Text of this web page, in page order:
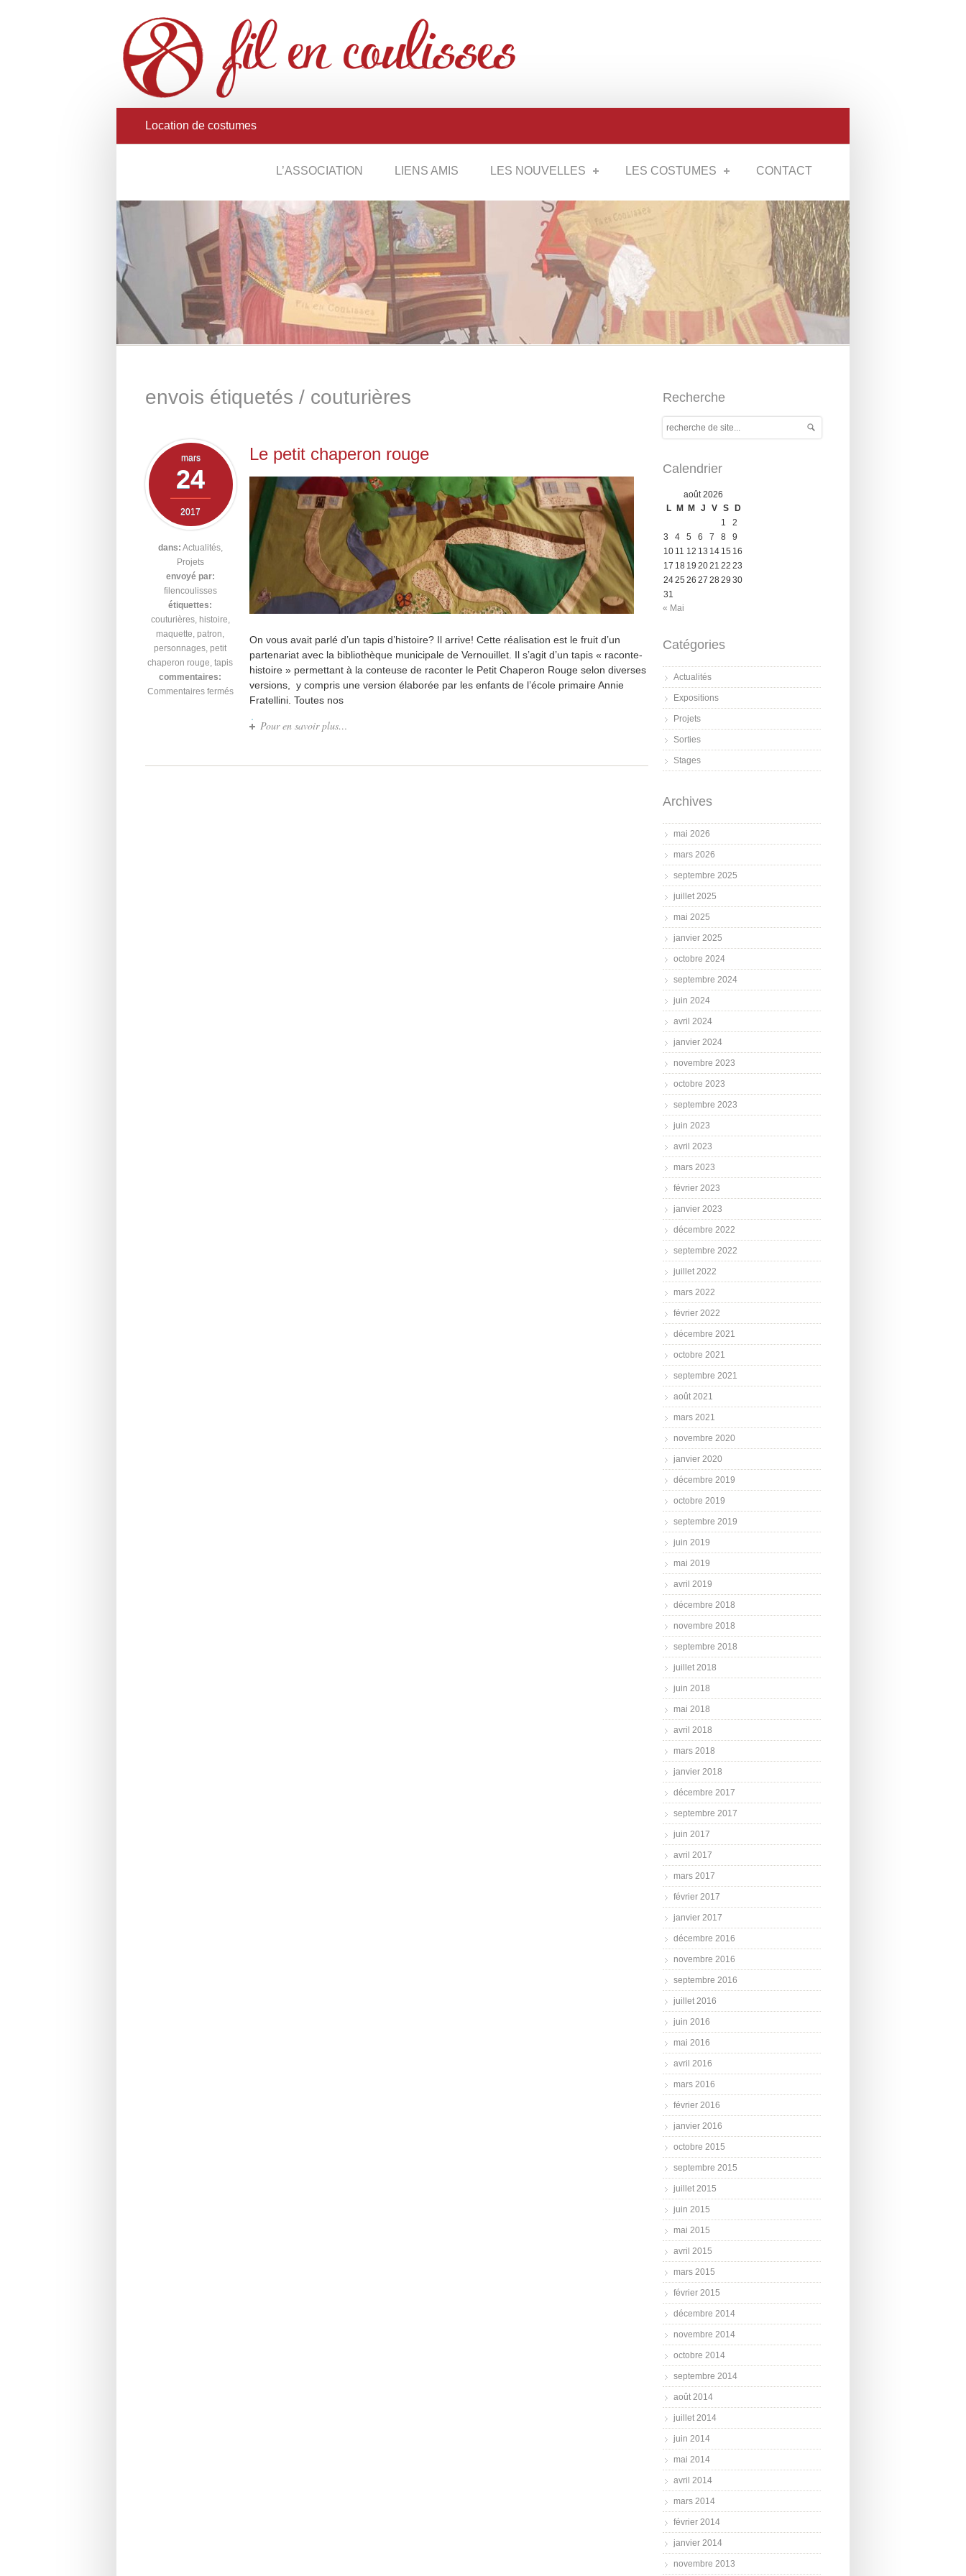
Location de costumes
L’ASSOCIATION LIENS AMIS LES NOUVELLES LES COSTUMES CONTACT
envois étiquetés / couturières
mars
24
2017
dans: Actualités,
Projets
envoyé par:
filencoulisses
étiquettes:
couturières, histoire,
maquette, patron,
personnages, petit
chaperon rouge, tapis
commentaires:
Commentaires fermés
Le petit chaperon rouge
On vous avait parlé d’un tapis d’histoire? Il arrive! Cette réalisation est le fruit d’un
partenariat avec la bibliothèque municipale de Vernouillet. Il s’agit d’un tapis « raconte-
histoire » permettant à la conteuse de raconter le Petit Chaperon Rouge selon diverses
versions, y compris une version élaborée par les enfants de l’école primaire Annie
Fratellini. Toutes nos
Pour en savoir plus…
Recherche
Calendrier
août 2026
L M M J V S D
1
2
3
4 5 6 7 8
9
10 11 12 13 14 15 16
17 18 19 2021 22 23
2425 26 27 2829 30
31
« Mai
Catégories
Actualités
Expositions
Projets
Sorties
Stages
Archives
mai 2026
mars 2026
septembre 2025
juillet 2025
mai 2025
janvier 2025
octobre 2024
septembre 2024
juin 2024
avril 2024
janvier 2024
novembre 2023
octobre 2023
septembre 2023
juin 2023
avril 2023
mars 2023
février 2023
janvier 2023
décembre 2022
septembre 2022
juillet 2022
mars 2022
février 2022
décembre 2021
octobre 2021
septembre 2021
août 2021
mars 2021
novembre 2020
janvier 2020
décembre 2019
octobre 2019
septembre 2019
juin 2019
mai 2019
avril 2019
décembre 2018
novembre 2018
septembre 2018
juillet 2018
juin 2018
mai 2018
avril 2018
mars 2018
janvier 2018
décembre 2017
septembre 2017
juin 2017
avril 2017
mars 2017
février 2017
janvier 2017
décembre 2016
novembre 2016
septembre 2016
juillet 2016
juin 2016
mai 2016
avril 2016
mars 2016
février 2016
janvier 2016
octobre 2015
septembre 2015
juillet 2015
juin 2015
mai 2015
avril 2015
mars 2015
février 2015
décembre 2014
novembre 2014
octobre 2014
septembre 2014
août 2014
juillet 2014
juin 2014
mai 2014
avril 2014
mars 2014
février 2014
janvier 2014
novembre 2013